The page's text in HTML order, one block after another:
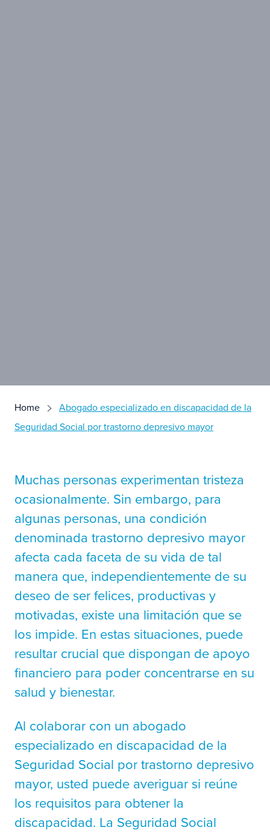
Home
Abogado especializado en discapacidad de la
Seguridad Social por trastorno depresivo mayor
Muchas personas experimentan tristeza
ocasionalmente. Sin embargo, para
algunas personas, una condición
denominada trastorno depresivo mayor
afecta cada faceta de su vida de tal
manera que, independientemente de su
deseo de ser felices, productivas y
motivadas, existe una limitación que se
los impide. En estas situaciones, puede
resultar crucial que dispongan de apoyo
financiero para poder concentrarse en su
salud y bienestar.
Al colaborar con un abogado
especializado en discapacidad de la
Seguridad Social por trastorno depresivo
mayor, usted puede averiguar si reúne
los requisitos para obtener la
discapacidad. La Seguridad Social